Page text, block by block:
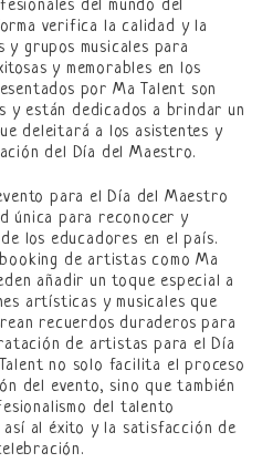
del mundo del
verifica la calidad y la
grupos musicales para
y memorables en los
por Ma Talent son
y están dedicados a brindar un
deleitará a los asistentes y
del Día del Maestro.
para el Día del Maestro
única para reconocer y
los educadores en el país.
de artistas como Ma
añadir un toque especial a
artísticas y musicales que
recuerdos duraderos para
de artistas para el Día
no solo facilita el proceso
del evento, sino que también
del talento
al éxito y la satisfacción de